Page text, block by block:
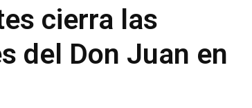
cierra las
del Don Juan en